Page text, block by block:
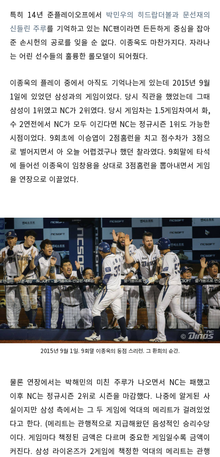
특히 14년 준플레이오프에서 박민우의 히드랍더볼과 문선재의
신들린 주루를 기억하고 있는 NC팬이라면 든든하게 중심을 잡아
준 손시헌의 공로를 잊을 순 없다. 이종욱도 마찬가지다. 자라나
는 어린 선수들의 훌륭한 롤모델이 되어줬다.
이종욱의 플레이 중에서 아직도 기억나는게 있는데 2015년 9월
1일에 있었던 삼성과의 게임이었다. 당시 직관을 했었는데 그때
삼성이 1위였고 NC가 2위였다. 당시 게임차는 1.5게임차여서 화,
수 2연전에서 NC가 모두 이긴다면 NC는 정규시즌 1위도 가능한
시점이었다. 9회초에 이승엽이 2점홈런을 치고 점수차가 3점으
로 벌어지면서 아 오늘 어렵겠구나 했던 찰라였다. 9회말에 타석
에 들어선 이종욱이 임창용을 상대로 3점홈런을 뽑아내면서 게임
을 연장으로 이끌었다.
2015년 9월 1일. 9회말 이종욱의 동점 스리런. 그 환희의 순간.
물론 연장에서는 박해민의 미친 주루가 나오면서 NC는 패했고
이후 NC는 정규시즌 2위로 시즌을 마감했다. 나중에 알게된 사
실이지만 삼성 측에서는 그 두 게임에 억대의 메리트가 걸려있었
다고 한다. (메리트는 관행적으로 지급해왔던 음성적인 승리수당
이다. 게임마다 책정된 금액은 다르며 중요한 게임일수록 금액이
커진다. 삼성 라이온즈가 2게임에 책정한 억대의 메리트는 관행